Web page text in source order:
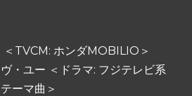
＜TVCM: ホンダMOBILIO＞
・ユー ＜ドラマ: フジテレビ系
ーマ曲＞